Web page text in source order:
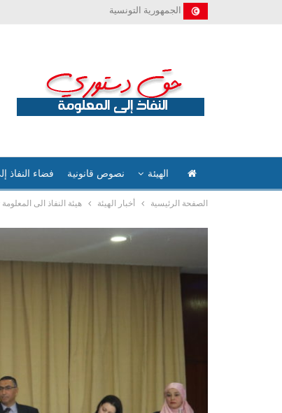
الجمهورية التونسية
الهيئة نصوص قانونية فضاء النفاذ
الصفحة الرئيسية أخبار الهيئة هيئة النفاذ الى